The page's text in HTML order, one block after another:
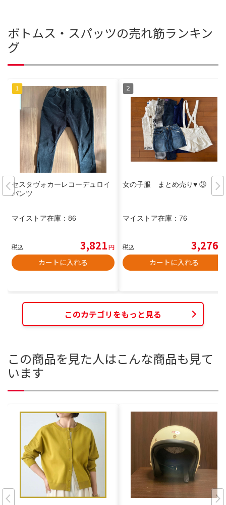
ボトムス・スパッツの売れ筋ランキン
グ
セスタヴォカーレコーデュロイ
パンツ
マイストア在庫： 86
税込 3,821円
カートに入れる
女の子服 まとめ売り♥ ③
マイストア在庫： 76
税込 3,276
カートに入れる
このカテゴリをもっと見る
この商品を見た人はこんな商品も見て
います